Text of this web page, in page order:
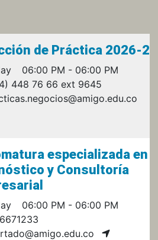
de Práctica 2026-2
06:00 PM - 06:00 PM
448 76 66 ext 9645
especializada en
y Consultoría
06:00 PM - 06:00 PM